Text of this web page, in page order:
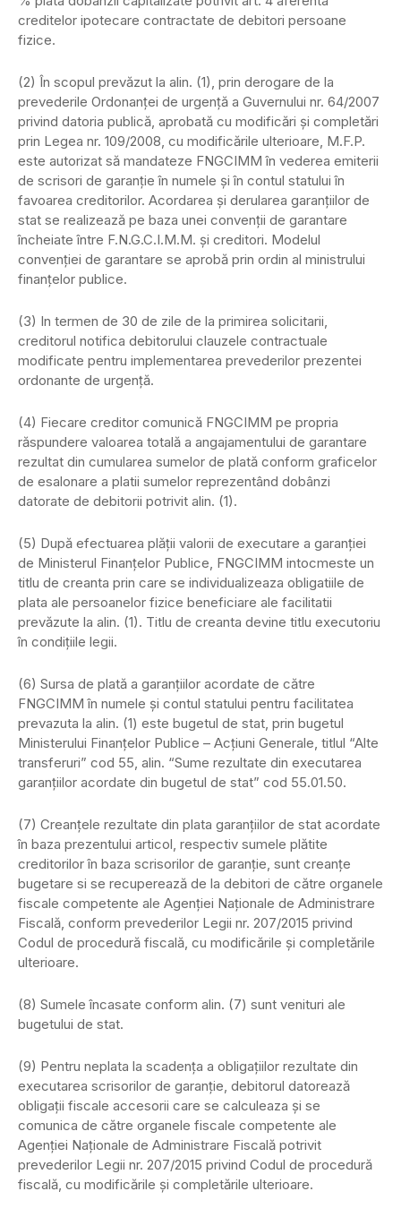
creditelor ipotecare contractate de debitori persoane
fizice.
(2) În scopul prevăzut la alin. (1), prin derogare de la
prevederile Ordonanţei de urgenţă a Guvernului nr. 64/2007
privind datoria publică, aprobată cu modificări şi completări
prin Legea nr. 109/2008, cu modificările ulterioare, M.F.P.
este autorizat să mandateze FNGCIMM în vederea emiterii
de scrisori de garanţie în numele şi în contul statului în
favoarea creditorilor. Acordarea şi derularea garanţiilor de
stat se realizează pe baza unei convenţii de garantare
încheiate între F.N.G.C.I.M.M. şi creditori. Modelul
convenţiei de garantare se aprobă prin ordin al ministrului
finanţelor publice.
(3) In termen de 30 de zile de la primirea solicitarii,
creditorul notifica debitorului clauzele contractuale
modificate pentru implementarea prevederilor prezentei
ordonante de urgenţă.
(4) Fiecare creditor comunică FNGCIMM pe propria
răspundere valoarea totală a angajamentului de garantare
rezultat din cumularea sumelor de plată conform graficelor
de esalonare a platii sumelor reprezentând dobânzi
datorate de debitorii potrivit alin. (1).
(5) După efectuarea plăţii valorii de executare a garanţiei
de Ministerul Finanţelor Publice, FNGCIMM intocmeste un
titlu de creanta prin care se individualizeaza obligatiile de
plata ale persoanelor fizice beneficiare ale facilitatii
prevăzute la alin. (1). Titlu de creanta devine titlu executoriu
în condiţiile legii.
(6) Sursa de plată a garanţiilor acordate de către
FNGCIMM în numele şi contul statului pentru facilitatea
prevazuta la alin. (1) este bugetul de stat, prin bugetul
Ministerului Finanţelor Publice – Acţiuni Generale, titlul “Alte
transferuri” cod 55, alin. “Sume rezultate din executarea
garanţiilor acordate din bugetul de stat” cod 55.01.50.
(7) Creanţele rezultate din plata garanţiilor de stat acordate
în baza prezentului articol, respectiv sumele plătite
creditorilor în baza scrisorilor de garanţie, sunt creanţe
bugetare si se recuperează de la debitori de către organele
fiscale competente ale Agenţiei Naţionale de Administrare
Fiscală, conform prevederilor Legii nr. 207/2015 privind
Codul de procedură fiscală, cu modificările şi completările
ulterioare.
(8) Sumele încasate conform alin. (7) sunt venituri ale
bugetului de stat.
(9) Pentru neplata la scadenţa a obligaţiilor rezultate din
executarea scrisorilor de garanţie, debitorul datorează
obligaţii fiscale accesorii care se calculeaza şi se
comunica de către organele fiscale competente ale
Agenţiei Naţionale de Administrare Fiscală potrivit
prevederilor Legii nr. 207/2015 privind Codul de procedură
fiscală, cu modificările şi completările ulterioare.